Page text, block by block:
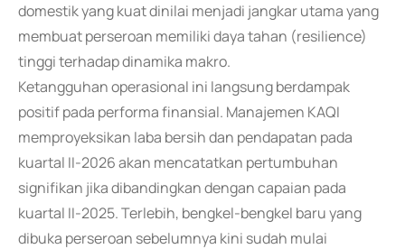
domestik yang kuat dinilai menjadi jangkar utama yang
membuat perseroan memiliki daya tahan (resilience)
tinggi terhadap dinamika makro.
Ketangguhan operasional ini langsung berdampak
positif pada performa finansial. Manajemen KAQI
memproyeksikan laba bersih dan pendapatan pada
kuartal II-2026 akan mencatatkan pertumbuhan
signifikan jika dibandingkan dengan capaian pada
kuartal II-2025. Terlebih, bengkel-bengkel baru yang
dibuka perseroan sebelumnya kini sudah mulai